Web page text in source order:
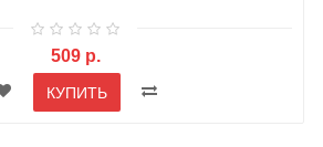
509 р.
КУПИТЬ